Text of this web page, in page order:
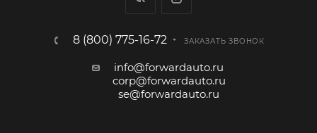
8 (800) 775-16-72 ЗАКАЗАТЬ ЗВОНОК
info@forwardauto.ru
corp@forwardauto.ru
se@forwardauto.ru